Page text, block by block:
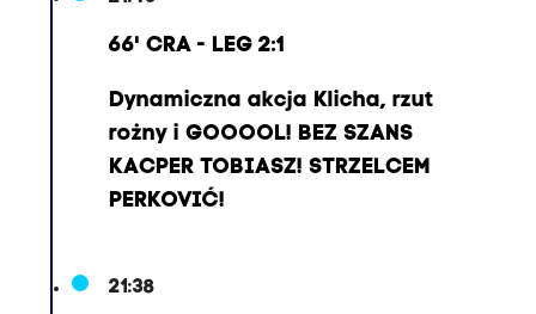
66' CRA - LEG 2:1
Dynamiczna akcja Klicha, rzut
rożny i GOOOOL! BEZ SZANS
KACPER TOBIASZ! STRZELCEM
PERKOVIĆ!
21:38